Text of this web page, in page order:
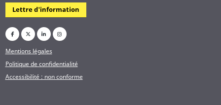
Lettre d'information
Mentions légales
Politique de confidentialité
Accessibilité : non conforme